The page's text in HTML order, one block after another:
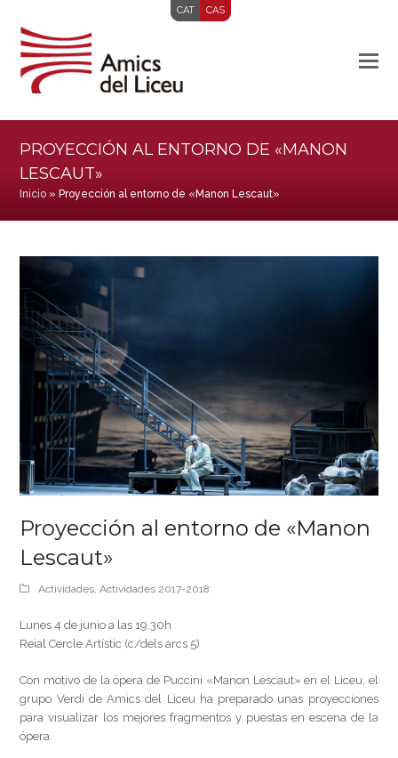
CAT CAS
PROYECCIÓN AL ENTORNO DE «MANON
LESCAUT»
Inicio » Proyección al entorno de «Manon Lescaut»
Proyección al entorno de «Manon
Lescaut»
Actividades,Actividades 2017-2018
Lunes 4 de junio a las 19.30h
Reial Cercle Artístic (c/dels arcs 5)
Con motivo de la ópera de Puccini «Manon Lescaut» en el Liceu, el
grupo Verdi de Amics del Liceu ha preparado unas proyecciones
para visualizar los mejores fragmentos y puestas en escena de la
ópera.